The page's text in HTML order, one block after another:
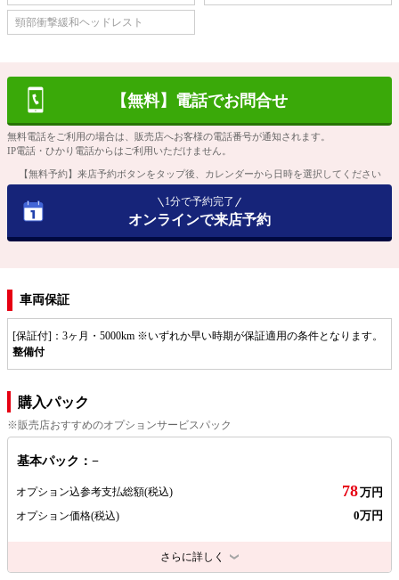
頸部衝撃緩和ヘッドレスト
【無料】電話でお問合せ
無料電話をご利用の場合は、販売店へお客様の電話番号が通知されます。
IP電話・ひかり電話からはご利用いただけません。
【無料予約】来店予約ボタンをタップ後、カレンダーから日時を選択してください
1分で予約完了
オンラインで来店予約
車両保証
[保証付]：3ヶ月・5000km ※いずれか早い時期が保証適用の条件となります。
整備付
購入パック
※販売店おすすめのオプションサービスパック
基本パック：−
オプション込参考支払総額(税込) 78万円
オプション価格(税込) 0万円
さらに詳しく